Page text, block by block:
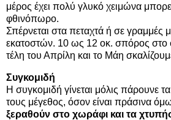
μέρος έχει πολύ γλυκό χειμώνα
φθινόπωρο.
Σπέρνεται στα πεταχτά ή σε
εκατοστών. 10 ως 12 οκ. σπόρος στο
τέλη του Απρίλη και το Μάη
Συγκομιδή
Η συγκομιδή γίνεται μόλις πάρουνε
τους μέγεθος, όσον είναι πράσινα
ξεραθούν στο χωράφι και τα